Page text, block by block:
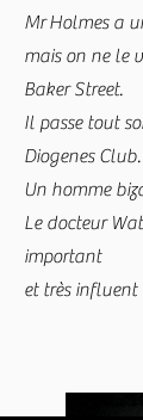
Mr Holmes a
mais on ne le
Baker Street.
Il passe tout
Diogenes Club.
Un homme
Le docteur
important
et très